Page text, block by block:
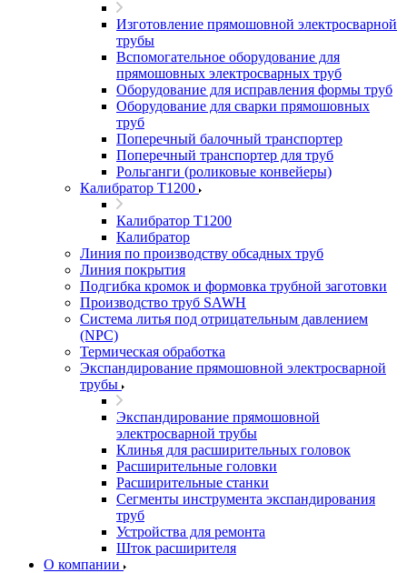
Изготовление прямошовной электросварной
трубы
Вспомогательное оборудование для
прямошовных электросварных труб
Оборудование для исправления формы труб
Оборудование для сварки прямошовных
труб
Поперечный балочный транспортер
Поперечный транспортер для труб
Рольганги (роликовые конвейеры)
Калибратор Т1200
Калибратор Т1200
Калибратор
Линия по производству обсадных труб
Линия покрытия
Подгибка кромок и формовка трубной заготовки
Производство труб SAWH
Система литья под отрицательным давлением
(NPC)
Термическая обработка
Экспандирование прямошовной электросварной
трубы
Экспандирование прямошовной
электросварной трубы
Клинья для расширительных головок
Расширительные головки
Расширительные станки
Сегменты инструмента экспандирования
труб
Устройства для ремонта
Шток расширителя
О компании